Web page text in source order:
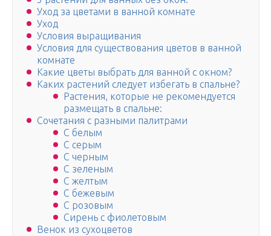
Уход за цветами в ванной комнате
Уход
Условия выращивания
Условия для существования цветов в ванной
комнате
Какие цветы выбрать для ванной с окном?
Каких растений следует избегать в спальне?
Растения, которые не рекомендуется
размещать в спальне:
Сочетания с разными палитрами
С белым
С серым
С черным
С зеленым
С желтым
С бежевым
С розовым
Сирень с фиолетовым
Венок из сухоцветов